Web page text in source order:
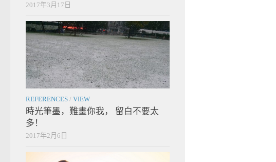
2017年3月17日
REFERENCES / VIEW
時光筆墨，難畫你我， 留白不要太
多！
2017年2月6日